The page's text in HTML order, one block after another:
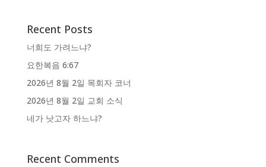
Recent Posts
너희도 가려느냐?
요한복음 6:67
2026년 8월 2일 목회자 코너
2026년 8월 2일 교회 소식
네가 낫고자 하느냐?
Recent Comments